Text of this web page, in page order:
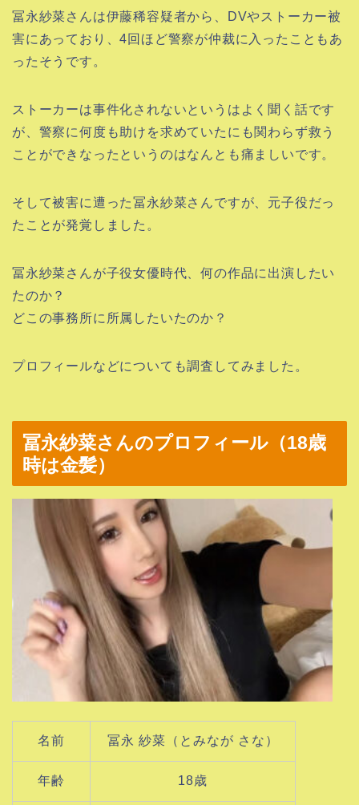
冨永紗菜さんは伊藤稀容疑者から、DVやストーカー被
害にあっており、4回ほど警察が仲裁に入ったこともあ
ったそうです。
ストーカーは事件化されないというはよく聞く話です
が、警察に何度も助けを求めていたにも関わらず救う
ことができなったというのはなんとも痛ましいです。
そして被害に遭った冨永紗菜さんですが、元子役だっ
たことが発覚しました。
冨永紗菜さんが子役女優時代、何の作品に出演したい
たのか？
どこの事務所に所属したいたのか？
プロフィールなどについても調査してみました。
冨永紗菜さんのプロフィール（18歳
時は金髪）
名前 冨永 紗菜（とみなが さな）
年齢 18歳